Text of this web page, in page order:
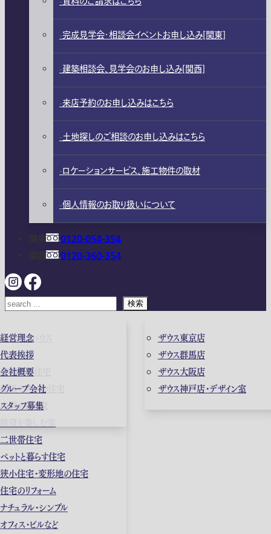
ガレージハウス
高級住宅
店舗併用住宅
和風モダンの住宅
中庭のある家
二世帯住宅
ペットと暮らす住宅
狭小住宅・変形地の住宅
住宅のリフォーム
ナチュラル・シンプル
オフィス・ビルなど
経営理念
代表挨拶
会社概要
グループ会社
スタッフ募集
ザウス東京店
ザウス群馬店
ザウス大阪店
ザウス神戸店・デザイン室
完成見学会・相談会イベントお申し込み[関東]
建築相談会、見学会のお申し込み[関西]
来店予約のお申し込みはこちら
土地探しのご相談のお申し込みはこちら
ロケーションサービス、施工物件の取材
個人情報のお取り扱いについて
0120-054-354
0120-360-354
検索